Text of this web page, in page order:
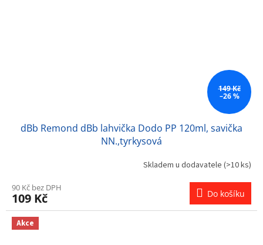
149 Kč
–26 %
dBb Remond dBb lahvička Dodo PP 120ml, savička
NN.,tyrkysová
Skladem u dodavatele (>10 ks)
90 Kč bez DPH
109 Kč Do košíku
Akce